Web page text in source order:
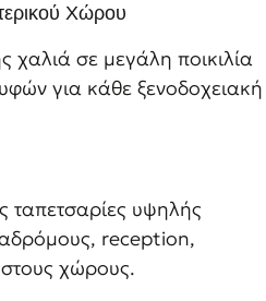
Χώρου
χαλιά σε μεγάλη ποικιλία
για κάθε ξενοδοχειακή
ταπετσαρίες υψηλής
reception,
χώρους.